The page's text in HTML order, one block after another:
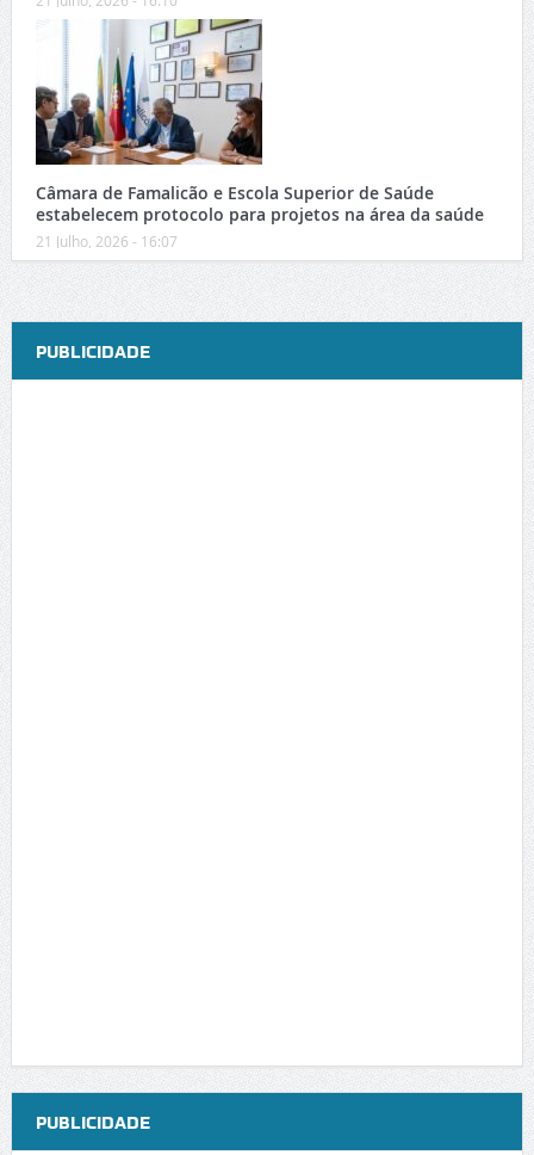
Câmara de Famalicão e Escola Superior de Saúde
estabelecem protocolo para projetos na área da saúde
21 Julho, 2026 - 16:07
PUBLICIDADE
PUBLICIDADE